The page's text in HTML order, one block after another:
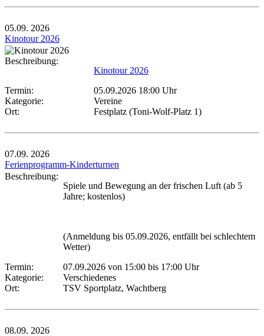
05.09. 2026
Kinotour 2026
Beschreibung:
Kinotour 2026
Termin:
05.09.2026 18:00 Uhr
Kategorie:
Vereine
Ort:
Festplatz (Toni-Wolf-Platz 1)
07.09. 2026
Ferienprogramm-Kinderturnen
Beschreibung:
Spiele und Bewegung an der frischen Luft (ab 5
Jahre; kostenlos)
(Anmeldung bis 05.09.2026, entfällt bei schlechtem
Wetter)
Termin:
07.09.2026 von 15:00 bis 17:00 Uhr
Kategorie:
Verschiedenes
Ort:
TSV Sportplatz, Wachtberg
08.09. 2026